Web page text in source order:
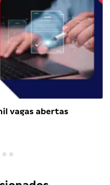
vagas abertas